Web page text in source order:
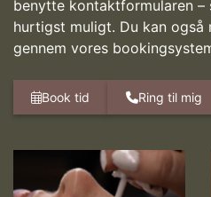
benytte kontaktformularen –
hurtigst muligt. Du kan
gennem vores
Book tid Ring til mig